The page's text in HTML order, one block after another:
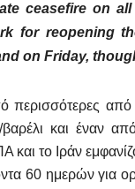
ceasefire on
for reopening
on Friday,
περισσότερες
και έναν
και το Ιράν
60 ημερών